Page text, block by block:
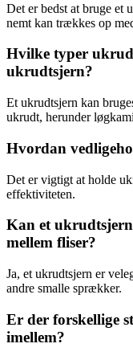
Det er bedst at bruge et
nemt kan trækkes op
Hvilke typer
ukrudtsjern?
Et ukrudtsjern kan
ukrudt, herunder
Hvordan
Det er vigtigt at holde
effektiviteten.
Kan et
mellem fliser?
Ja, et ukrudtsjern er
andre smalle sprækker.
Er der forskellige
imellem?